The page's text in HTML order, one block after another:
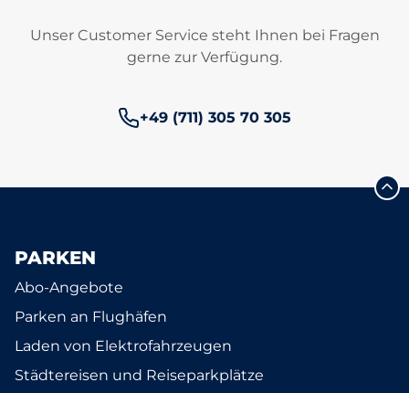
Unser Customer Service steht Ihnen bei Fragen
gerne zur Verfügung.
Telefonnummer:
+49 (711) 305 70 305
PARKEN
Abo-Angebote
Parken an Flughäfen
Laden von Elektrofahrzeugen
Städtereisen und Reiseparkplätze